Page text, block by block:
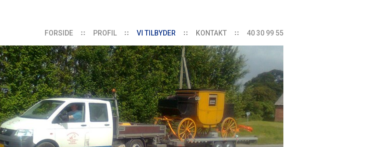
FORSIDE PROFIL VI TILBYDER KONTAKT 40 30 99 55